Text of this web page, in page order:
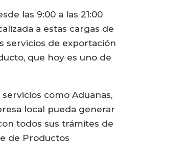
las 9:00 a las 21:00
a estas cargas de
servicios de exportación
que hoy es uno de
como Aduanas,
local pueda generar
todos sus trámites de
de Productos